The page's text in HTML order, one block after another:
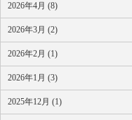
2026年4月 (8)
2026年3月 (2)
2026年2月 (1)
2026年1月 (3)
2025年12月 (1)